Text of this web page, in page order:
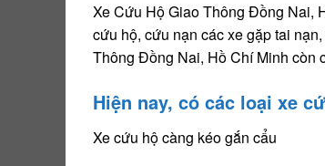
Xe Cứu Hộ Giao Thông Đồng Nai,
cứu hộ, cứu nạn các xe gặp tai
Thông Đồng Nai, Hồ Chí Minh còn
Hiện nay, có các loại xe
Xe cứu hộ càng kéo gắn cẩu